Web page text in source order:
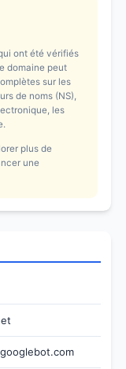
ont été vérifiés
domaine peut
sur les
de noms (NS),
les
plus de
une